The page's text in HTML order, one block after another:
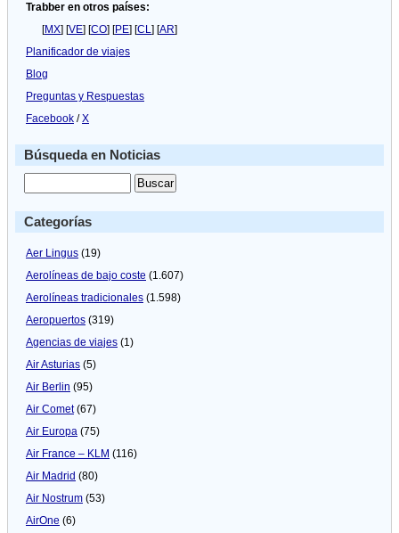
Trabber en otros países:
[MX] [VE] [CO] [PE] [CL] [AR]
Planificador de viajes
Blog
Preguntas y Respuestas
Facebook /X
Búsqueda en Noticias
Categorías
Aer Lingus (19)
Aerolíneas de bajo coste (1.607)
Aerolíneas tradicionales (1.598)
Aeropuertos (319)
Agencias de viajes (1)
Air Asturias (5)
Air Berlin (95)
Air Comet(67)
Air Europa (75)
Air France – KLM (116)
Air Madrid (80)
Air Nostrum (53)
AirOne (6)